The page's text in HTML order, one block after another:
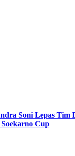
Soni Lepas Tim
Cup